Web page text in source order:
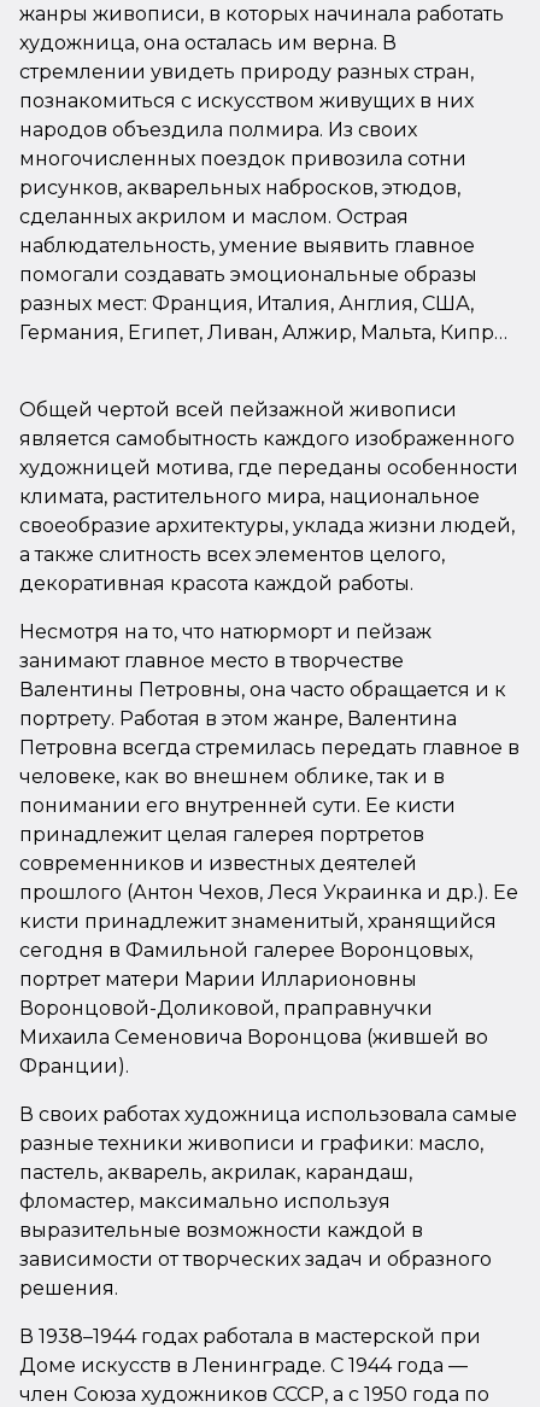
жанры живописи, в которых начинала работать
художница, она осталась им верна. В
стремлении увидеть природу разных стран,
познакомиться с искусством живущих в них
народов объездила полмира. Из своих
многочисленных поездок привозила сотни
рисунков, акварельных набросков, этюдов,
сделанных акрилом и маслом. Острая
наблюдательность, умение выявить главное
помогали создавать эмоциональные образы
разных мест: Франция, Италия, Англия, США,
Германия, Египет, Ливан, Алжир, Мальта, Кипр…
Общей чертой всей пейзажной живописи
является самобытность каждого изображенного
художницей мотива, где переданы особенности
климата, растительного мира, национальное
своеобразие архитектуры, уклада жизни людей,
а также слитность всех элементов целого,
декоративная красота каждой работы.
Несмотря на то, что натюрморт и пейзаж
занимают главное место в творчестве
Валентины Петровны, она часто обращается и к
портрету. Работая в этом жанре, Валентина
Петровна всегда стремилась передать главное в
человеке, как во внешнем облике, так и в
понимании его внутренней сути. Ее кисти
принадлежит целая галерея портретов
современников и известных деятелей
прошлого (Антон Чехов, Леся Украинка и др.). Ее
кисти принадлежит знаменитый, хранящийся
сегодня в Фамильной галерее Воронцовых,
портрет матери Марии Илларионовны
Воронцовой-Доликовой, праправнучки
Михаила Семеновича Воронцова (жившей во
Франции).
В своих работах художница использовала самые
разные техники живописи и графики: масло,
пастель, акварель, акрилак, карандаш,
фломастер, максимально используя
выразительные возможности каждой в
зависимости от творческих задач и образного
решения.
В 1938–1944 годах работала в мастерской при
Доме искусств в Ленинграде. С 1944 года —
член Союза художников СССР, а с 1950 года по